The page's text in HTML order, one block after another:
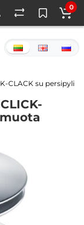
0
CLACK su